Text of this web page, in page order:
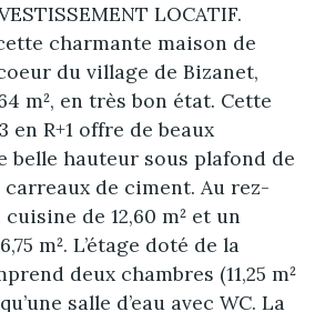
LOCATIF.
charmante maison de
du village de Bizanet,
m², en très bon état. Cette
en R+1 offre de beaux
belle hauteur sous plafond de
carreaux de ciment. Au rez-
de 12,60 m² et un
m². L’étage doté de la
deux chambres (11,25 m²
salle d’eau avec WC. La